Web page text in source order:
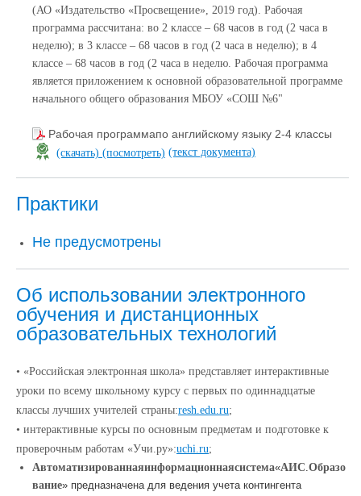
(АО «Издательство «Просвещение», 2019 год). Рабочая
программа рассчитана: во 2 классе – 68 часов в год (2 часа в
неделю); в 3 классе – 68 часов в год (2 часа в неделю); в 4
классе – 68 часов в год (2 часа в неделю. Рабочая программа
является приложением к основной образовательной программе
начального общего образования МБОУ «СОШ №6"
Рабочая программапо английскому языку 2-4 классы
(скачать) (посмотреть) (текст документа)
Практики
Не предусмотрены
Об использовании электронного
обучения и дистанционных
образовательных технологий
• «Российская электронная школа» представляет интерактивные
уроки по всему школьному курсу с первых по одиннадцатые
классы лучших учителей страны:resh.edu.ru;
• интерактивные курсы по основным предметам и подготовке к
проверочным работам «Учи.ру»:uchi.ru;
Автоматизированнаяинформационнаясистема«АИС.Образо
вание» предназначена для ведения учета контингента